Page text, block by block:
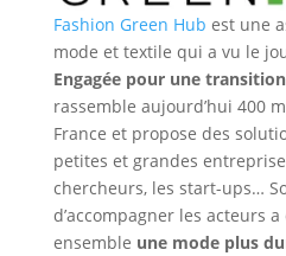
Fashion Green Hub est une
mode et textile qui a vu le
Engagée pour une
rassemble aujourd’hui 400
France et propose des
petites et grandes
chercheurs, les start-ups…
d’accompagner les acteurs
ensemble une mode plus